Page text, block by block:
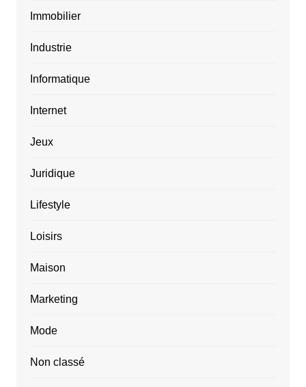
Immobilier
Industrie
Informatique
Internet
Jeux
Juridique
Lifestyle
Loisirs
Maison
Marketing
Mode
Non classé